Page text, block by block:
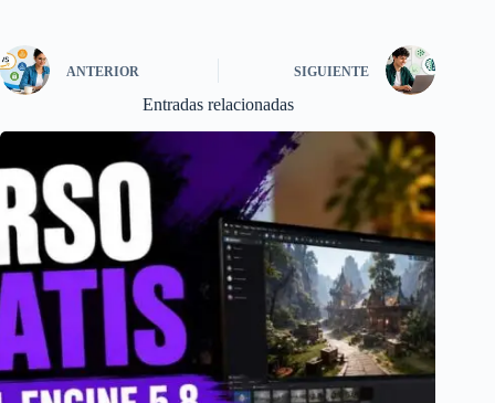
ANTERIOR SIGUIENTE
Entradas relacionadas